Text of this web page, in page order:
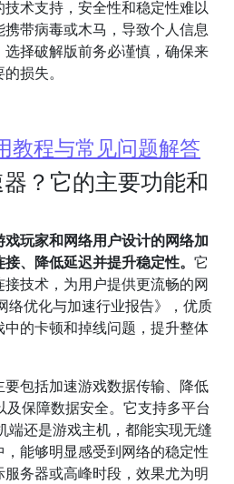
术支持，安全性和稳定性难以
带病毒或木马，导致个人信息
择破解版前务必谨慎，确保来
损失。
教程与常见问题解答
？它的主要功能和
玩家和网络用户设计的网络加
、降低延迟并提升稳定性。 它
技术，为用户提供更流畅的网
络优化与加速行业报告》，优质
的卡顿和掉线问题，提升整体
包括加速游戏数据传输、降低
保障数据安全。它支持多平台
端还是游戏主机，都能实现无缝
能够明显感受到网络的稳定性
务器或高峰时段，效果尤为明